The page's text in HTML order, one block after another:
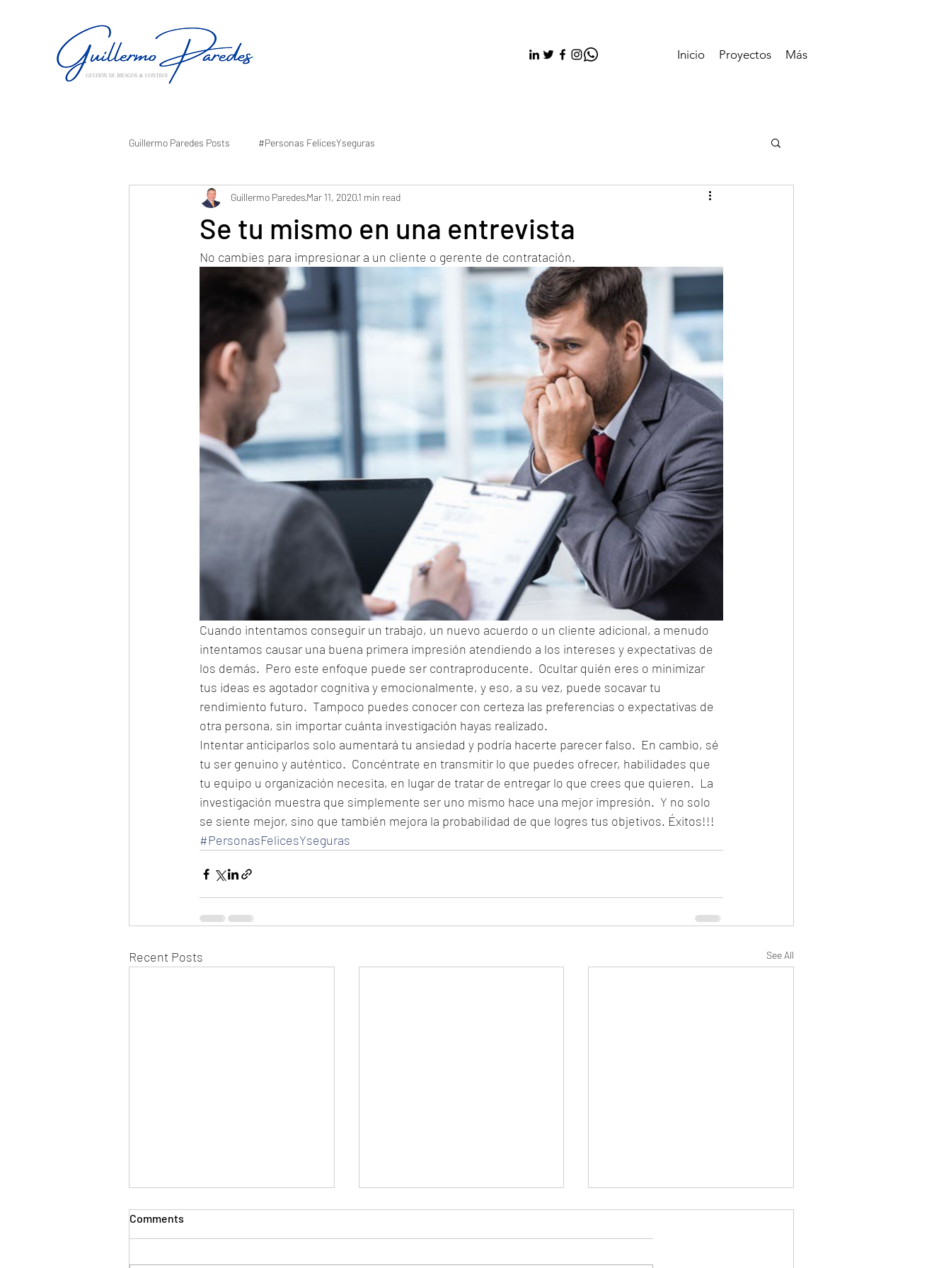
Inicio Proyectos Más
Guillermo Paredes Posts #Personas FelicesYseguras
Se tu mismo en una entrevista
Guillermo ParedesMar 11, 20201 min read
No cambies para impresionar a un cliente o gerente de contratación.
Cuando intentamos conseguir un trabajo, un nuevo acuerdo o un cliente adicional, a menudo
intentamos causar una buena primera impresión atendiendo a los intereses y expectativas de
los demás.  Pero este enfoque puede ser contraproducente.  Ocultar quién eres o minimizar
tus ideas es agotador cognitiva y emocionalmente, y eso, a su vez, puede socavar tu
rendimiento futuro.  Tampoco puedes conocer con certeza las preferencias o expectativas de
otra persona, sin importar cuánta investigación hayas realizado.
Intentar anticiparlos solo aumentará tu ansiedad y podría hacerte parecer falso.  En cambio, sé
tu ser genuino y auténtico.  Concéntrate en transmitir lo que puedes ofrecer, habilidades que
tu equipo u organización necesita, en lugar de tratar de entregar lo que crees que quieren.  La
investigación muestra que simplemente ser uno mismo hace una mejor impresión.  Y no solo
se siente mejor, sino que también mejora la probabilidad de que logres tus objetivos. Éxitos!!!
#PersonasFelicesYseguras
Recent Posts See All
Comments